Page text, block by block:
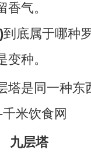
气。
到底属于哪种
种。
九层塔